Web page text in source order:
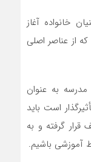
خانواده آغاز
از عناصر اصلی
به عنوان
است باید
گرفته و به
آموزشی باشیم.